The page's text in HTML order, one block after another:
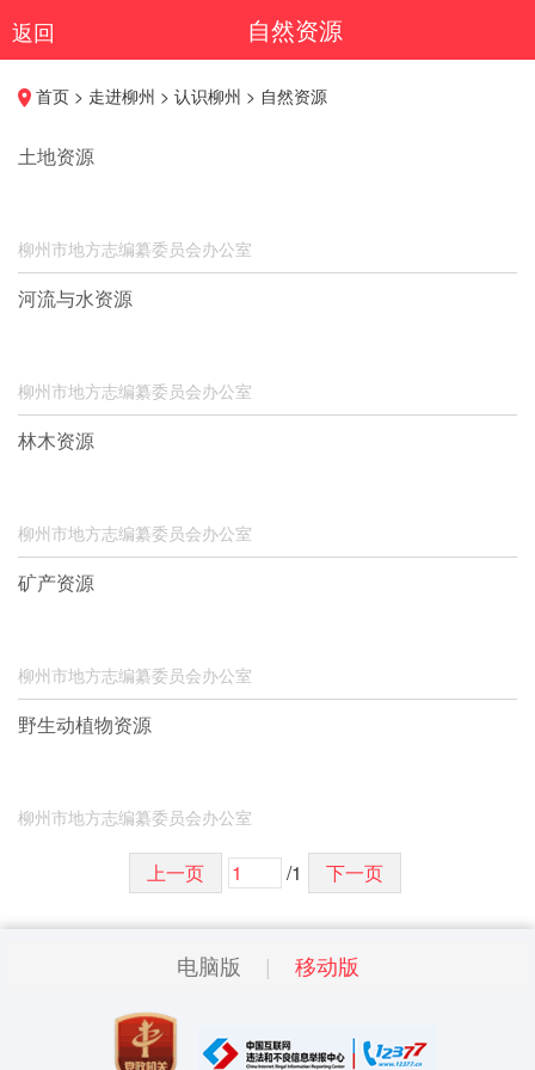
返回 自然资源
首页 > 走进柳州 > 认识柳州 > 自然资源
土地资源
柳州市地方志编纂委员会办公室
河流与水资源
柳州市地方志编纂委员会办公室
林木资源
柳州市地方志编纂委员会办公室
矿产资源
柳州市地方志编纂委员会办公室
野生动植物资源
柳州市地方志编纂委员会办公室
上一页 /1 下一页
电脑版 移动版